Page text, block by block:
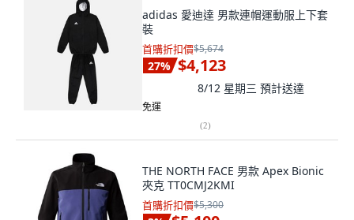
adidas 愛迪達 男款連帽運動服上下套
裝
首購折扣價$5,674
27% $4,123
8/12 星期三 預計送達
免運
(2)
THE NORTH FACE 男款 Apex Bionic
夾克 TT0CMJ2KMI
首購折扣價$5,300